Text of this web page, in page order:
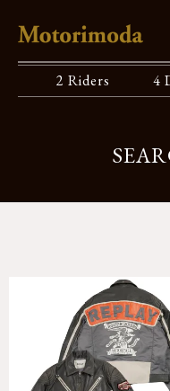
2 Riders 4